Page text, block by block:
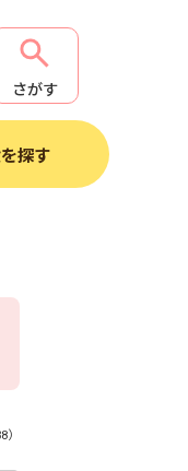
さがす
探す
）